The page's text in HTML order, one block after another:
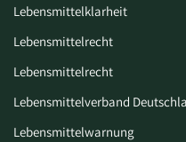
Lebensmittelklarheit
Lebensmittelrecht
Lebensmittelrecht
Lebensmittelverband
Lebensmittelwarnung